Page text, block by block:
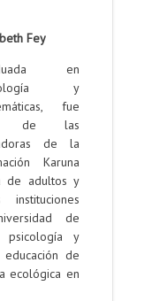
Fey
en
y
fue
de las
de la
Karuna
de adultos y
de
psicología y
de
ecológica en